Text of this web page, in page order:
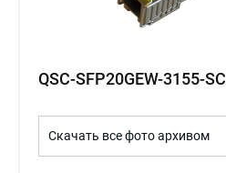
QSC-SFP20GEW-3155-SC
Скачать все фото архивом